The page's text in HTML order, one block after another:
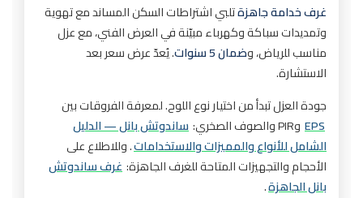
غرف خدامة جاهزةتلبي اشتراطات السكن المساند مع تهوية
وتمديدات سباكة وكهرباء مبيّنة في العرض الفني، مع عزل
مناسب للرياض، وضمان 5 سنوات
. يُعدّ عرض سعر بعد
الاستشارة.
جودة العزل تبدأ من اختيار نوع اللوح. لمعرفة الفروقات بين
EPS وPIR والصوف الصخري:
ساندوتش بانل — الدليل
الشامل للأنواع والمميزات والاستخدامات. وللاطلاع على
الأحجام والتجهيزات المتاحة للغرف الجاهزة:غرف ساندوتش
بانل الجاهزة.